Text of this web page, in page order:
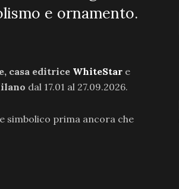
e ornamento.
casa editrice WhiteStar e
dal 17.01 al 27.09.2026.
simbolico prima ancora che